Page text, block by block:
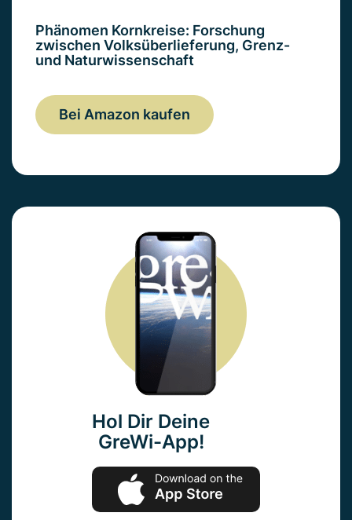
Phänomen Kornkreise: Forschung
zwischen Volksüberlieferung, Grenz-
und Naturwissenschaft
Bei Amazon kaufen
Hol Dir Deine
GreWi-App!